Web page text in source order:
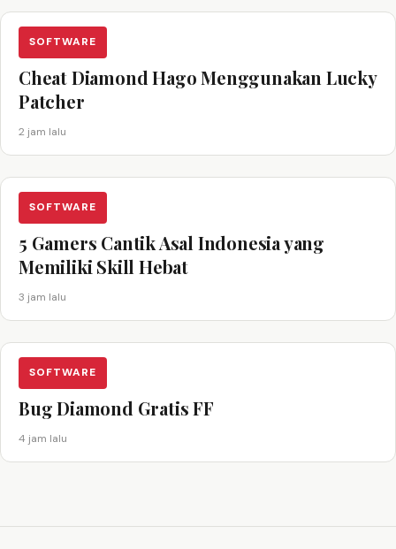
SOFTWARE
Cheat Diamond Hago Menggunakan Lucky
Patcher
2 jam lalu
SOFTWARE
5 Gamers Cantik Asal Indonesia yang
Memiliki Skill Hebat
3 jam lalu
SOFTWARE
Bug Diamond Gratis FF
4 jam lalu